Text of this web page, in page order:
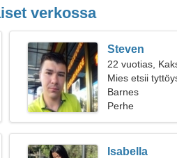
verkossa
Steven
22 vuotias,
Mies etsii
Barnes
Perhe
Isabella